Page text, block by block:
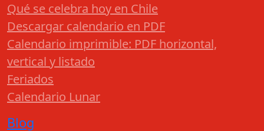
Qué se celebra hoy en Chile
Descargar calendario en PDF
Calendario imprimible: PDF horizontal,
vertical y listado
Feriados
Calendario Lunar
Blog